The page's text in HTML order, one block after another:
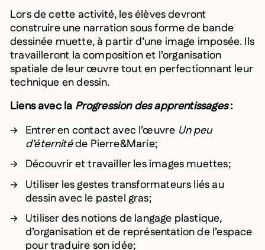
Lors de cette activité, les élèves devront
construire une narration sous forme de bande
dessinée muette, à partir d’une image imposée. Ils
travailleront la composition et l’organisation
spatiale de leur œuvre tout en perfectionnant leur
technique en dessin.
Liens avec la Progression des apprentissages:
Entrer en contact avec l’œuvre Un peu
d’éternitéde Pierre&Marie;
Découvrir et travailler les images muettes;
Utiliser les gestes transformateurs liés au
dessin avec le pastel gras;
Utiliser des notions de langage plastique,
d’organisation et de représentation de l’espace
pour traduire son idée;